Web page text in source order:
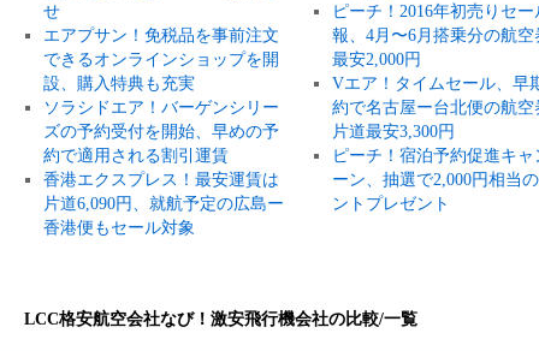
せ
エアプサン！免税品を事前注文
できるオンラインショップを開
設、購入特典も充実
ソラシドエア！バーゲンシリー
ズの予約受付を開始、早めの予
約で適用される割引運賃
香港エクスプレス！最安運賃は
片道6,090円、就航予定の広島ー
香港便もセール対象
ピーチ！2016年初売りセー
報、4月〜6月搭乗分の航空
最安2,000円
Vエア！タイムセール、早
約で名古屋ー台北便の航空
片道最安3,300円
ピーチ！宿泊予約促進キャ
ーン、抽選で2,000円相当
ントプレゼント
LCC格安航空会社なび！激安飛行機会社の比較/一覧